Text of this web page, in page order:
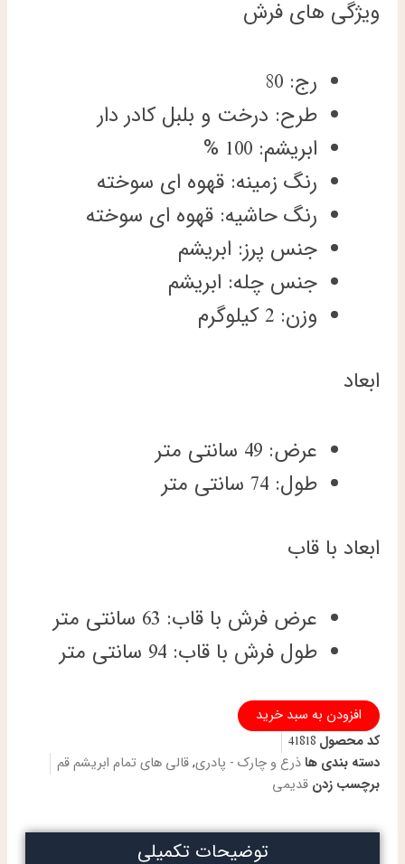
ویژگی های فرش
رج: 80
طرح: درخت و بلبل کادر دار
ابریشم: 100 %
رنگ زمینه: قهوه ای سوخته
رنگ حاشیه: قهوه ای سوخته
جنس پرز: ابریشم
جنس چله: ابریشم
وزن: 2 کیلوگرم
ابعاد
عرض: 49 سانتی متر
طول: 74 سانتی متر
ابعاد با قاب
عرض فرش با قاب: 63 سانتی متر
طول فرش با قاب: 94 سانتی متر
تابلویی
فرش
دستباف
تمام
ابریشم
قم
درخت
افزودن به سبد خرید
کد محصول 41818
دسته بندی هاذرع و چارک - پادری,قالی های تمام ابریشم قم
برچسب زدن قدیمی
توضیحات تکمیلی